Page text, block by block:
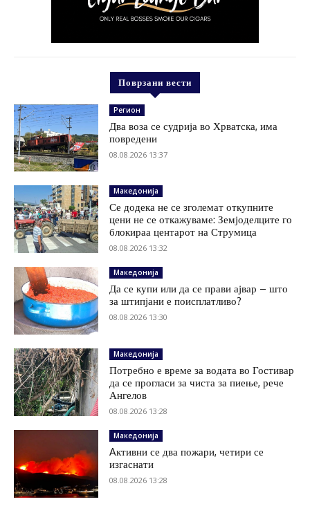
Поврзани вести
Регион
Два воза се судрија во Хрватска, има
повредени
08.08.2026 13:37
Македонија
Се додека не се зголемат откупните
цени не се откажуваме: Земјоделците го
блокираа центарот на Струмица
08.08.2026 13:32
Македонија
Да се купи или да се прави ајвар – што
за штипјани е поисплатливо?
08.08.2026 13:30
Македонија
Потребно е време за водата во Гостивар
да се прогласи за чиста за пиење, рече
Ангелов
08.08.2026 13:28
Македонија
Aктивни се два пожари, четири се
изгаснати
08.08.2026 13:28